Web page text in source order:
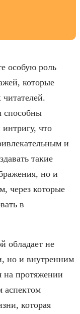
особую роль
которые
способны
что
и
такие
но и
через которые
в
обладает не
но и внутренним
на протяжении
аспектом
которая